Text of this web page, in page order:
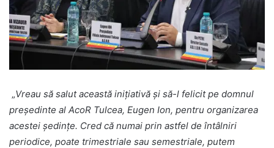
„Vreau să salut această inițiativă și să-l felicit pe domnul
președinte al AcoR Tulcea, Eugen Ion, pentru organizarea
acestei ședințe. Cred că numai prin astfel de întâlniri
periodice, poate trimestriale sau semestriale, putem